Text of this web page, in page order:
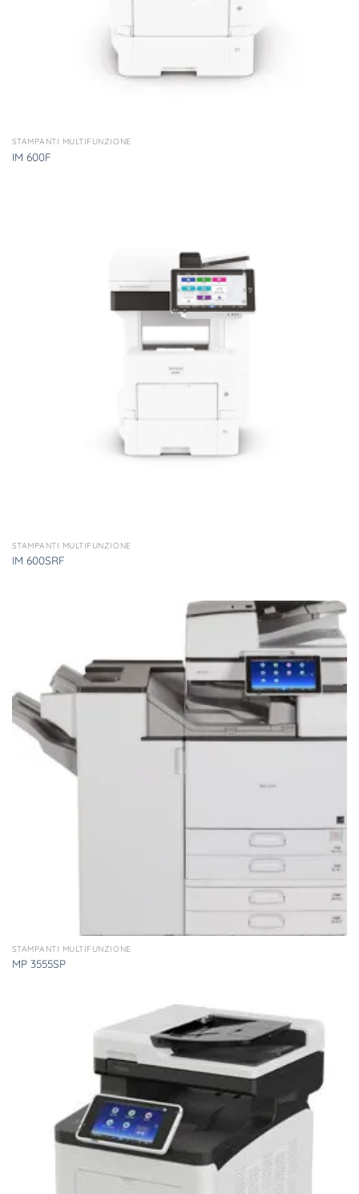
STAMPANTI MULTIFUNZIONE
IM 600F
STAMPANTI MULTIFUNZIONE
IM 600SRF
STAMPANTI MULTIFUNZIONE
MP 3555SP